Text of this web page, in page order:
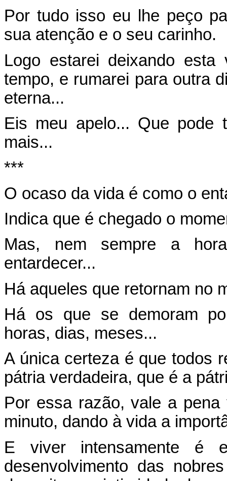
Por tudo isso eu lhe peço
sua atenção e o seu carinho.
Logo estarei deixando esta
tempo, e rumarei para outra
eterna...
Eis meu apelo... Que pode
mais...
***
O ocaso da vida é como o
Indica que é chegado o
Mas, nem sempre a
entardecer...
Há aqueles que retornam no
Há os que se demoram
horas, dias, meses...
A única certeza é que todos
pátria verdadeira, que é a
Por essa razão, vale a pena
minuto, dando à vida a
E viver intensamente é
desenvolvimento das